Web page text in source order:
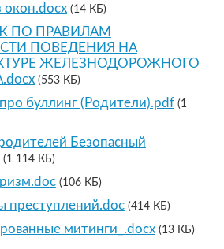
окон.docx (14 КБ)
ПО ПРАВИЛАМ
ПОВЕДЕНИЯ НА
ЖЕЛЕЗНОДОРОЖНОГО
(553 КБ)
буллинг (Родители).pdf (1
Безопасный
(1 114 КБ)
(106 КБ)
преступлений.doc (414 КБ)
митинги_.docx (13 КБ)